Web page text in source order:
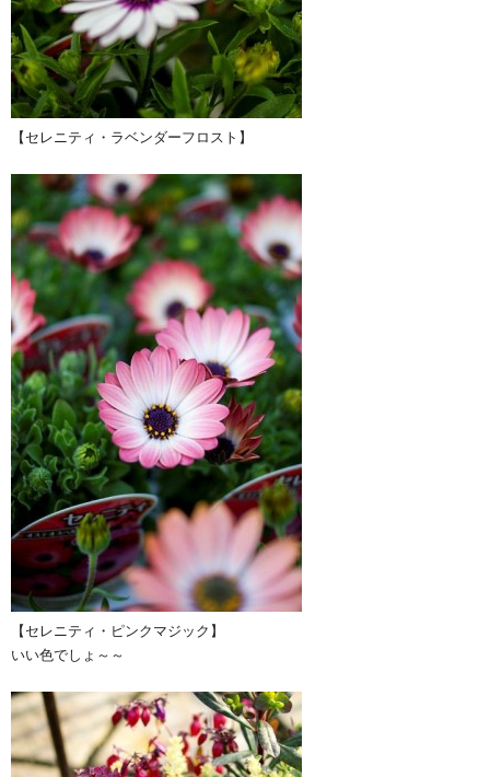
【セレニティ・ラベンダーフロスト】
【セレニティ・ピンクマジック】
いい色でしょ～～